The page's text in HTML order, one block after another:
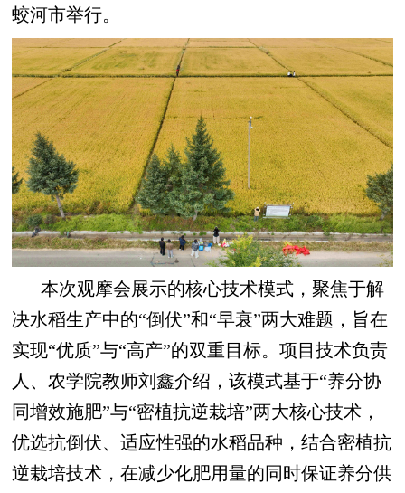
蛟河市举行。
本次观摩会展示的核心技术模式，聚焦于解
决水稻生产中的“倒伏”和“早衰”两大难题，旨在
实现“优质”与“高产”的双重目标。项目技术负责
人、农学院教师刘鑫介绍，该模式基于“养分协
同增效施肥”与“密植抗逆栽培”两大核心技术，
优选抗倒伏、适应性强的水稻品种，结合密植抗
逆栽培技术，在减少化肥用量的同时保证养分供